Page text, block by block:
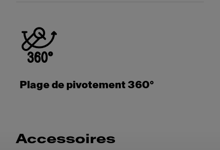
Plage de pivotement 360°
Accessoires